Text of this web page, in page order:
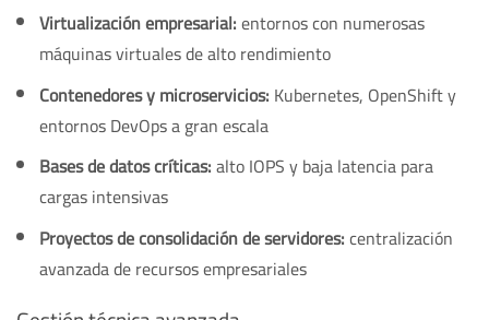
Virtualización empresarial:entornos con numerosas
máquinas virtuales de alto rendimiento
Contenedores y microservicios: Kubernetes, OpenShift y
entornos DevOps a gran escala
Bases de datos críticas:alto IOPS y baja latencia para
cargas intensivas
Proyectos de consolidación de servidores:centralización
avanzada de recursos empresariales